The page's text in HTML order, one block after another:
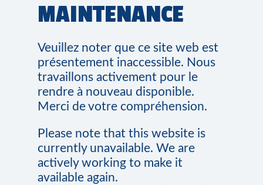
MAINTENANCE
Veuillez noter que ce site web est
présentement inaccessible. Nous
travaillons activement pour le
rendre à nouveau disponible.
Merci de votre compréhension.
Please note that this website is
currently unavailable. We are
actively working to make it
available again.